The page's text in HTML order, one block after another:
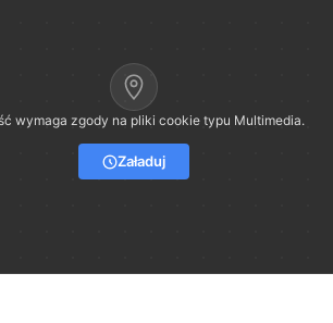
wymaga zgody na pliki cookie typu Multimedia.
Załaduj